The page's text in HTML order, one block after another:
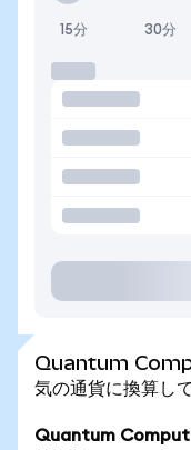
15分 30分
Quantum
気の通貨に換算し
Quantum